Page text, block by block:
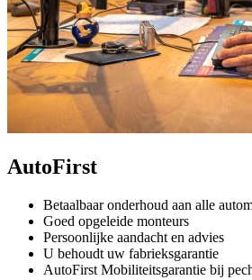
AutoFirst
Betaalbaar onderhoud aan alle
Goed opgeleide monteurs
Persoonlijke aandacht en advies
U behoudt uw fabrieksgarantie
AutoFirst Mobiliteitsgarantie bij